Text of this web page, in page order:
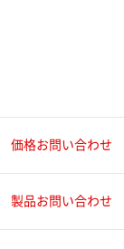
価格お問い合わせ
製品お問い合わせ